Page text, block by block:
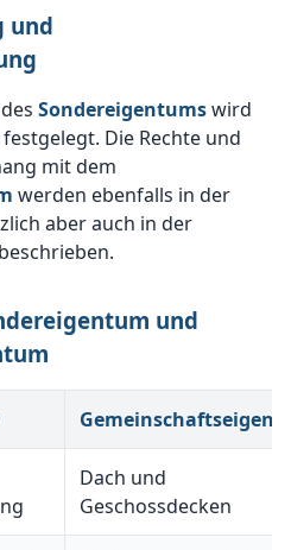
und
Sondereigentumswird
Die Rechte und
mit dem
werden ebenfalls in der
aber auch in der
und
Dach und
Geschossdecken